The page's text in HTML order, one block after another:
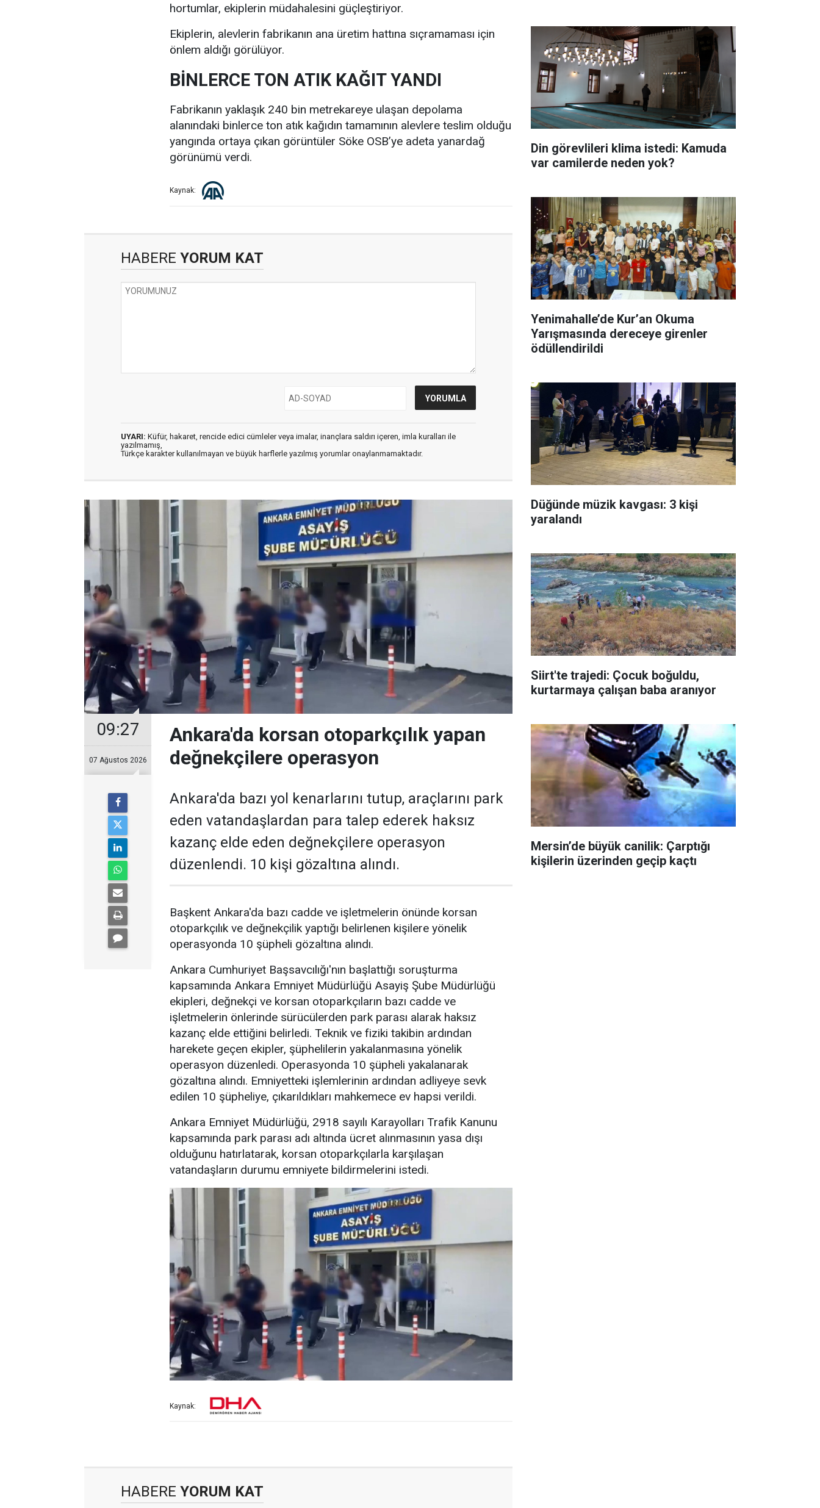
hortumlar, ekiplerin müdahalesini güçleştiriyor.
Ekiplerin, alevlerin fabrikanın ana üretim hattına sıçramaması için
önlem aldığı görülüyor.
BİNLERCE TON ATIK KAĞIT YANDI
Fabrikanın yaklaşık 240 bin metrekareye ulaşan depolama
alanındaki binlerce ton atık kağıdın tamamının alevlere teslim olduğu
yangında ortaya çıkan görüntüler Söke OSB’ye adeta yanardağ
görünümü verdi.
Kaynak:
HABERE YORUM KAT
UYARI: Küfür, hakaret, rencide edici cümleler veya imalar, inançlara saldırı içeren, imla kuralları ile
yazılmamış,
Türkçe karakter kullanılmayan ve büyük harflerle yazılmış yorumlar onaylanmamaktadır.
09:27
07 Ağustos 2026
Ankara'da korsan otoparkçılık yapan
değnekçilere operasyon
Ankara'da bazı yol kenarlarını tutup, araçlarını park
eden vatandaşlardan para talep ederek haksız
kazanç elde eden değnekçilere operasyon
düzenlendi. 10 kişi gözaltına alındı.
Başkent Ankara'da bazı cadde ve işletmelerin önünde korsan
otoparkçılık ve değnekçilik yaptığı belirlenen kişilere yönelik
operasyonda 10 şüpheli gözaltına alındı.
Ankara Cumhuriyet Başsavcılığı'nın başlattığı soruşturma
kapsamında Ankara Emniyet Müdürlüğü Asayiş Şube Müdürlüğü
ekipleri, değnekçi ve korsan otoparkçıların bazı cadde ve
işletmelerin önlerinde sürücülerden park parası alarak haksız
kazanç elde ettiğini belirledi. Teknik ve fiziki takibin ardından
harekete geçen ekipler, şüphelilerin yakalanmasına yönelik
operasyon düzenledi. Operasyonda 10 şüpheli yakalanarak
gözaltına alındı. Emniyetteki işlemlerinin ardından adliyeye sevk
edilen 10 şüpheliye, çıkarıldıkları mahkemece ev hapsi verildi.
Ankara Emniyet Müdürlüğü, 2918 sayılı Karayolları Trafik Kanunu
kapsamında park parası adı altında ücret alınmasının yasa dışı
olduğunu hatırlatarak, korsan otoparkçılarla karşılaşan
vatandaşların durumu emniyete bildirmelerini istedi.
Kaynak:
HABERE YORUM KAT
Din görevlileri klima istedi: Kamuda
var camilerde neden yok?
Yenimahalle’de Kur’an Okuma
Yarışmasında dereceye girenler
ödüllendirildi
Düğünde müzik kavgası: 3 kişi
yaralandı
Siirt'te trajedi: Çocuk boğuldu,
kurtarmaya çalışan baba aranıyor
Mersin’de büyük canilik: Çarptığı
kişilerin üzerinden geçip kaçtı